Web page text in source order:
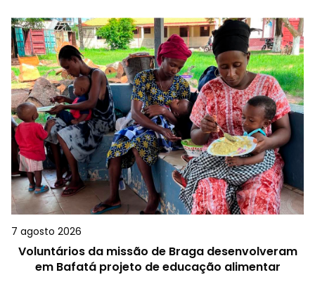
7 agosto 2026
Voluntários da missão de Braga desenvolveram
em Bafatá projeto de educação alimentar